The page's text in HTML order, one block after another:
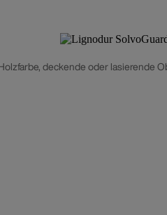
deckende oder lasierende